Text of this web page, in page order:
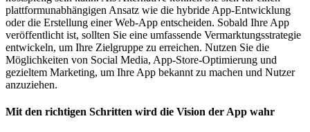
plattformunabhängigen Ansatz wie die hybride App-Entwicklung
oder die Erstellung einer Web-App entscheiden. Sobald Ihre App
veröffentlicht ist, sollten Sie eine umfassende Vermarktungsstrategie
entwickeln, um Ihre Zielgruppe zu erreichen. Nutzen Sie die
Möglichkeiten von Social Media, App-Store-Optimierung und
gezieltem Marketing, um Ihre App bekannt zu machen und Nutzer
anzuziehen.
Mit den richtigen Schritten wird die Vision der App wahr